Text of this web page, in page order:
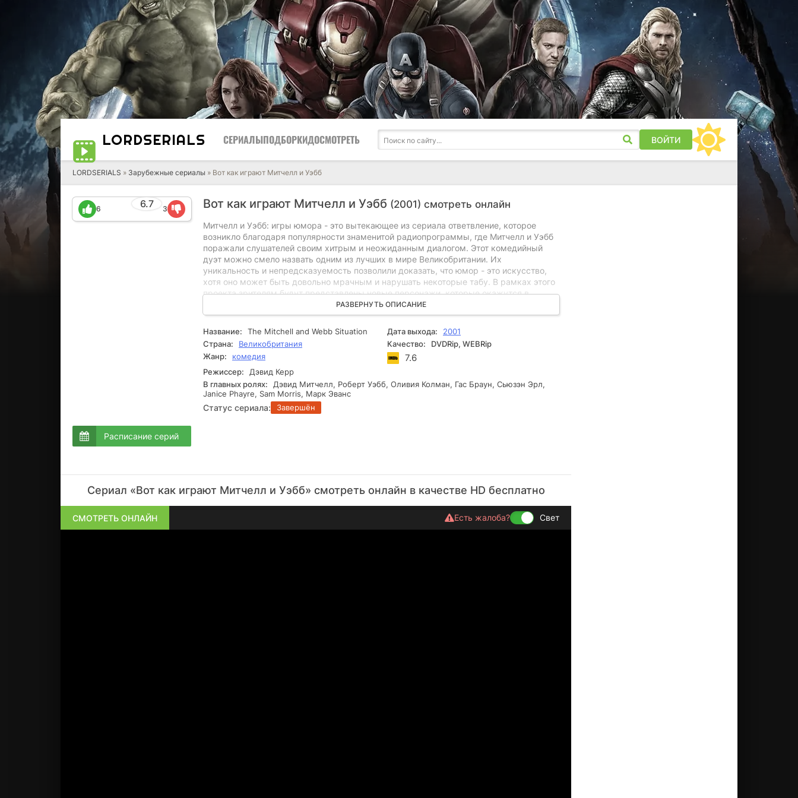
LORDSERIALS СЕРИАЛЫПОДБОРКИДОСМОТРЕТЬ ВОЙТИ
LORDSERIALS » Зарубежные сериалы » Вот как играют Митчелл и Уэбб
Вот как играют Митчелл и Уэбб (2001) смотреть онлайн
6.7
6 3
Расписание серий
Митчелл и Уэбб: игры юмора - это вытекающее из сериала ответвление, которое
возникло благодаря популярности знаменитой радиопрограммы, где Митчелл и Уэбб
поражали слушателей своим хитрым и неожиданным диалогом. Этот комедийный
дуэт можно смело назвать одним из лучших в мире Великобритании. Их
уникальность и непредсказуемость позволили доказать, что юмор - это искусство,
хотя оно может быть довольно мрачным и нарушать некоторые табу. В рамках этого
проекта зрителям будут представлены новые персонажи, которые окажутся в
различных ситуациях и интересной обстановке. Естественно, им поможет старая
знакомая Оливия Колман, без которой герои не смогут обойтись.
РАЗВЕРНУТЬ ОПИСАНИЕ
Название: The Mitchell and Webb Situation Дата выхода:
2001
Страна:
Великобритания Качество:
DVDRip, WEBRip
Жанр:
комедия 7.6
Режиссер:
Дэвид Керр
В главных ролях:
Дэвид Митчелл, Роберт Уэбб, Оливия Колман, Гас Браун, Сьюзэн Эрл,
Janice Phayre, Sam Morris, Марк Эванс
Статус сериала: Завершён
Сериал «Вот как играют Митчелл и Уэбб» смотреть онлайн в качестве HD бесплатно
СМОТРЕТЬ ОНЛАЙН Есть жалоба? Свет